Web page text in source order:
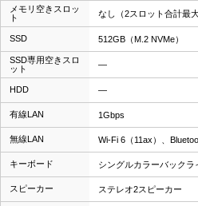
メモリ空きスロッ
ト
なし（2スロット合計最
SSD 512GB（M.2 NVMe）
SSD専用空きスロ
ット
―
HDD ―
有線LAN 1Gbps
無線LAN Wi-Fi 6（11ax）、
キーボード シングルカラーバック
スピーカー ステレオ2スピーカー